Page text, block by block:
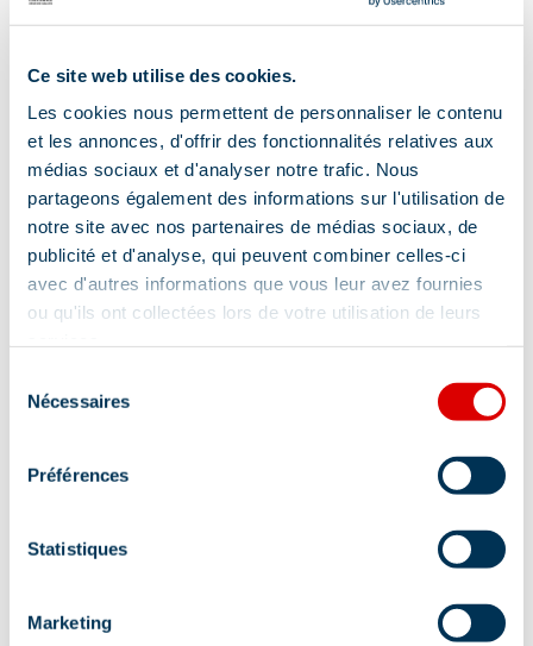
Ce site web utilise des cookies.
Les cookies nous permettent de personnaliser le contenu
et les annonces, d'offrir des fonctionnalités relatives aux
médias sociaux et d'analyser notre trafic. Nous
partageons également des informations sur l'utilisation de
notre site avec nos partenaires de médias sociaux, de
publicité et d'analyse, qui peuvent combiner celles-ci
avec d'autres informations que vous leur avez fournies
ou qu'ils ont collectées lors de votre utilisation de leurs
Nécessaires
Préférences
Statistiques
Marketing
omgeving
geïntegreerd
parcours
voor zowel
liefhebbers…
Lokalisatie